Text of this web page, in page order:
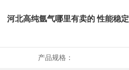
河北高纯氩气哪里有卖的 性能稳定
产品规格：